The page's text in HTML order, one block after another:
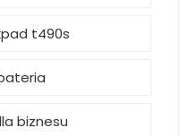
t490s
biznesu